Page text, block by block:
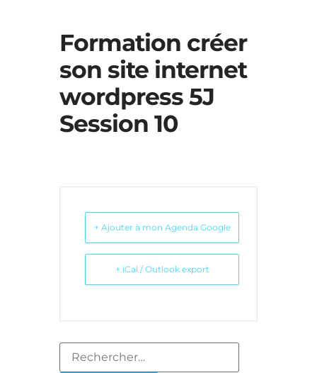
Formation créer
son site internet
wordpress 5J
Session 10
+ Ajouter à mon Agenda Google
+ iCal / Outlook export